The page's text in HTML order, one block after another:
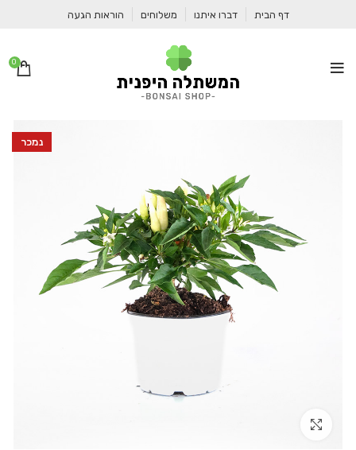
דף הבית דברו איתנו משלוחים הוראות הגעה
0
נמכר